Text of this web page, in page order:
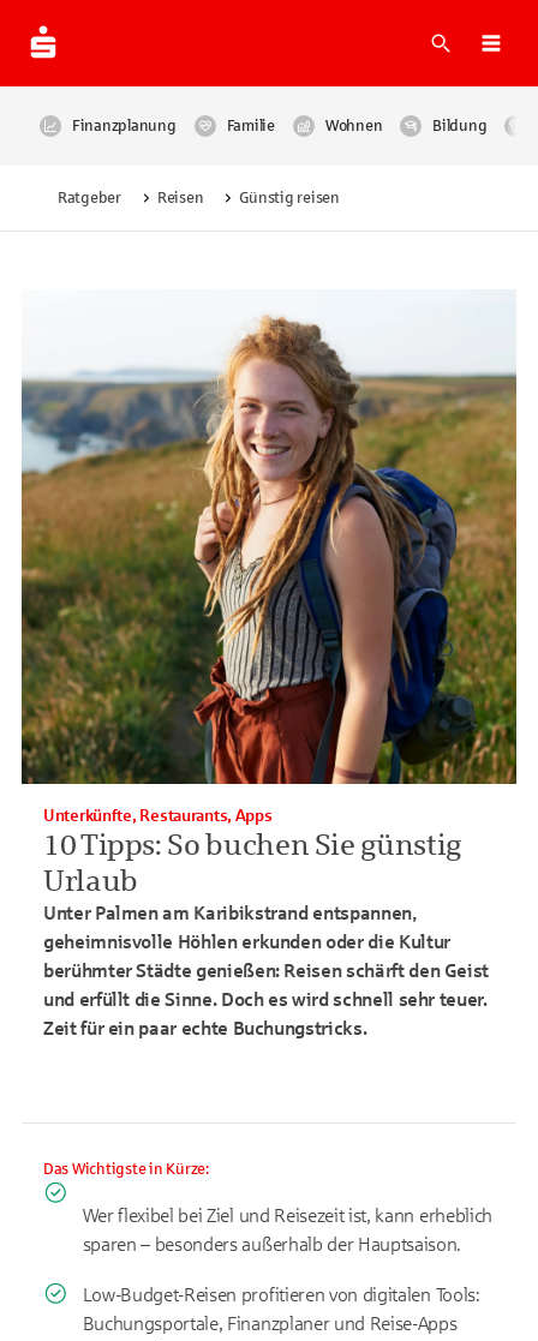
Suche
Finanzplanung Familie Wohnen Bildung
Ratgeber Reisen Günstig reisen
10 Tipps: So buchen Sie günstig
Urlaub
Unterkünfte, Restaurants, Apps
Unter Palmen am Karibikstrand entspannen,
geheimnisvolle Höhlen erkunden oder die Kultur
berühmter Städte genießen: Reisen schärft den Geist
und erfüllt die Sinne. Doch es wird schnell sehr teuer.
Zeit für ein paar echte Buchungstricks.
Das Wichtigste in Kürze:
Wer flexibel bei Ziel und Reisezeit ist, kann erheblich
sparen – besonders außerhalb der Hauptsaison.
Low-Budget-Reisen profitieren von digitalen Tools:
Buchungsportale, Finanzplaner und Reise-Apps